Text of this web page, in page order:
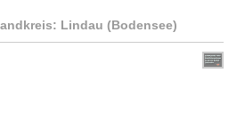
Lindau (Bodensee)